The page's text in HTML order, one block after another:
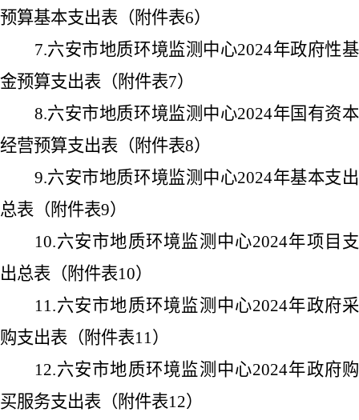
预算基本支出表（附件表6）
7.六安市地质环境监测中心2024年政府性基
金预算支出表（附件表7）
8.六安市地质环境监测中心2024年国有资本
经营预算支出表（附件表8）
9.六安市地质环境监测中心2024年基本支出
总表（附件表9）
10.六安市地质环境监测中心2024年项目支
出总表（附件表10）
11.六安市地质环境监测中心2024年政府采
购支出表（附件表11）
12.六安市地质环境监测中心2024年政府购
买服务支出表（附件表12）